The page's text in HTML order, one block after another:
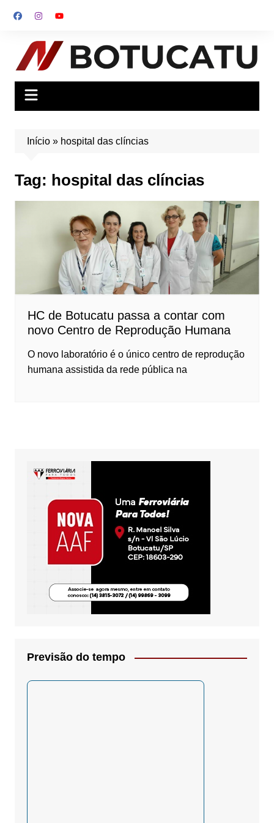
para
conteúdo
Início» hospital das clíncias
Tag: hospital das clíncias
HC de Botucatu passa a contar com
novo Centro de Reprodução Humana
O novo laboratório é o único centro de reprodução
humana assistida da rede pública na
Previsão do tempo